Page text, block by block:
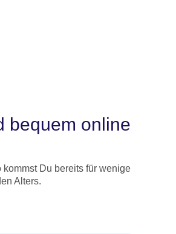
bequem online
Du bereits für wenige
Alters.